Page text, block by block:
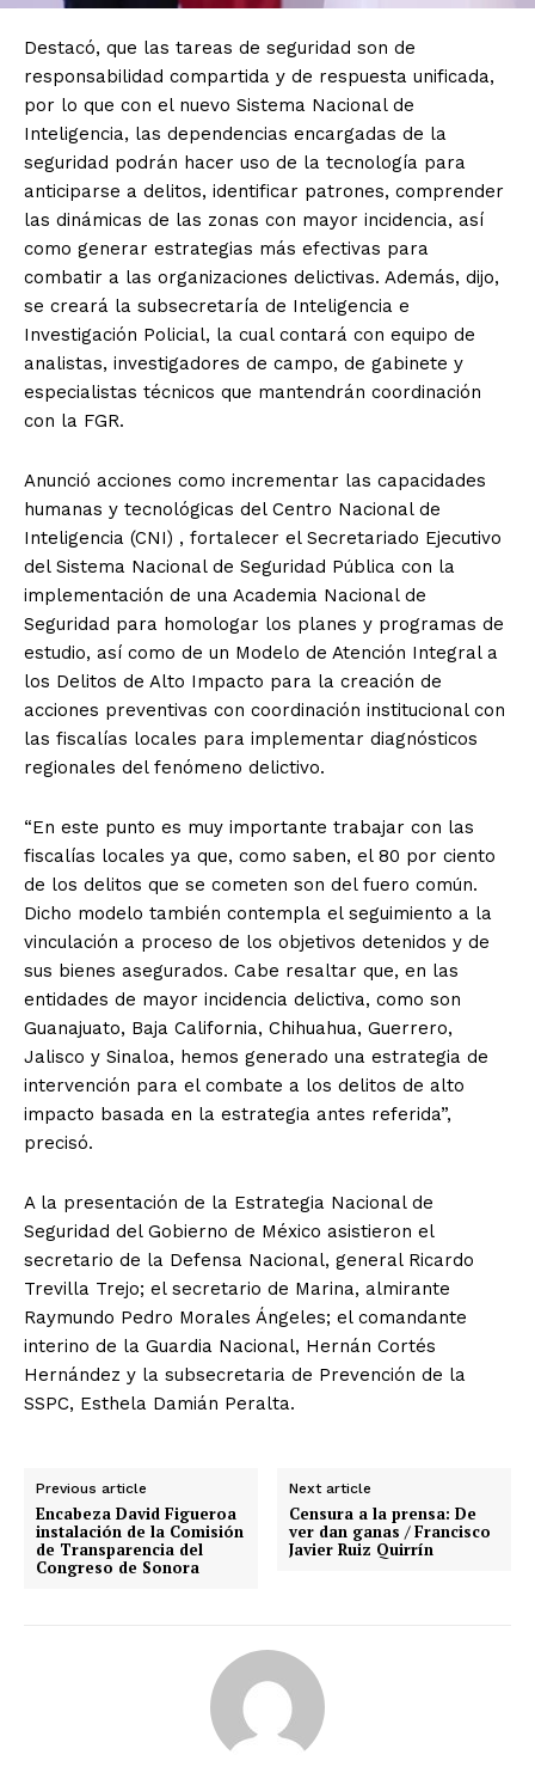
Destacó, que las tareas de seguridad son de
responsabilidad compartida y de respuesta unificada,
por lo que con el nuevo Sistema Nacional de
Inteligencia, las dependencias encargadas de la
seguridad podrán hacer uso de la tecnología para
anticiparse a delitos, identificar patrones, comprender
las dinámicas de las zonas con mayor incidencia, así
como generar estrategias más efectivas para
combatir a las organizaciones delictivas. Además, dijo,
se creará la subsecretaría de Inteligencia e
Investigación Policial, la cual contará con equipo de
analistas, investigadores de campo, de gabinete y
especialistas técnicos que mantendrán coordinación
con la FGR.
Anunció acciones como incrementar las capacidades
humanas y tecnológicas del Centro Nacional de
Inteligencia (CNI) , fortalecer el Secretariado Ejecutivo
del Sistema Nacional de Seguridad Pública con la
implementación de una Academia Nacional de
Seguridad para homologar los planes y programas de
estudio, así como de un Modelo de Atención Integral a
los Delitos de Alto Impacto para la creación de
acciones preventivas con coordinación institucional con
las fiscalías locales para implementar diagnósticos
regionales del fenómeno delictivo.
“En este punto es muy importante trabajar con las
fiscalías locales ya que, como saben, el 80 por ciento
de los delitos que se cometen son del fuero común.
Dicho modelo también contempla el seguimiento a la
vinculación a proceso de los objetivos detenidos y de
sus bienes asegurados. Cabe resaltar que, en las
entidades de mayor incidencia delictiva, como son
Guanajuato, Baja California, Chihuahua, Guerrero,
Jalisco y Sinaloa, hemos generado una estrategia de
intervención para el combate a los delitos de alto
impacto basada en la estrategia antes referida”,
precisó.
A la presentación de la Estrategia Nacional de
Seguridad del Gobierno de México asistieron el
secretario de la Defensa Nacional, general Ricardo
Trevilla Trejo; el secretario de Marina, almirante
Raymundo Pedro Morales Ángeles; el comandante
interino de la Guardia Nacional, Hernán Cortés
Hernández y la subsecretaria de Prevención de la
SSPC, Esthela Damián Peralta.
Previous article
Encabeza David Figueroa
instalación de la Comisión
de Transparencia del
Congreso de Sonora
Next article
Censura a la prensa: De
ver dan ganas / Francisco
Javier Ruiz Quirrín